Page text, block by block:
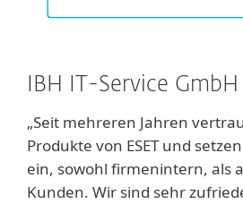
IBH IT-Service GmbH
„Seit mehreren Jahren
Produkte von ESET und
ein, sowohl firmenintern, als
Kunden. Wir sind sehr